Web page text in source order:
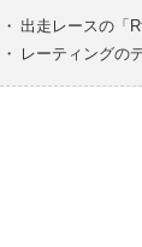
・ 出走レースの「
・
レーティングの